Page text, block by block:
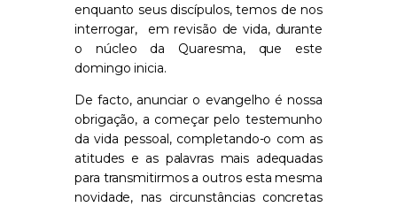
enquanto seus discípulos, temos de nos
interrogar, em revisão de vida, durante
o núcleo da Quaresma, que este
domingo inicia.
De facto, anunciar o evangelho é nossa
obrigação, a começar pelo testemunho
da vida pessoal, completando-o com as
atitudes e as palavras mais adequadas
para transmitirmos a outros esta mesma
novidade, nas circunstâncias concretas